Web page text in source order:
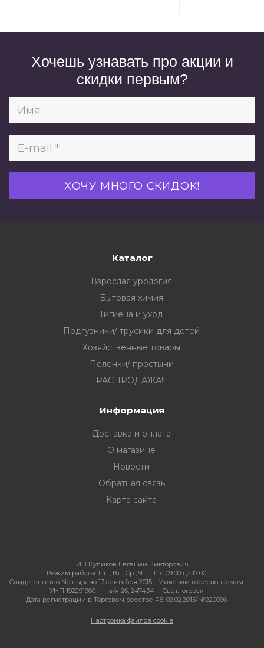
Хочешь узнавать про акции и
скидки первым?
Каталог
Взрослая урология
Бытовая химия
Гигиена и уход
Подгузники/ трусики для детей
Хозяйственные товары
Пеленки/ простыни
РАСПРОДАЖА!!!
Информация
Доставка и оплата
О магазине
Новости
Обратная связь
Карта сайта
ИП Куликов Евгений Викторович
Режим работы: Пн , Вт , Ср , Чт , Пт c 09:00 до 17:00
Свидетельство No выдано 17 сентября 2015г. Минским горисполкомом
УНП 192291960
а/я 26, 247434 г. Светлогорск
Дата регистрации в Торговом реестре РБ: 02.02.2015/№220096
Настройка файлов cookie